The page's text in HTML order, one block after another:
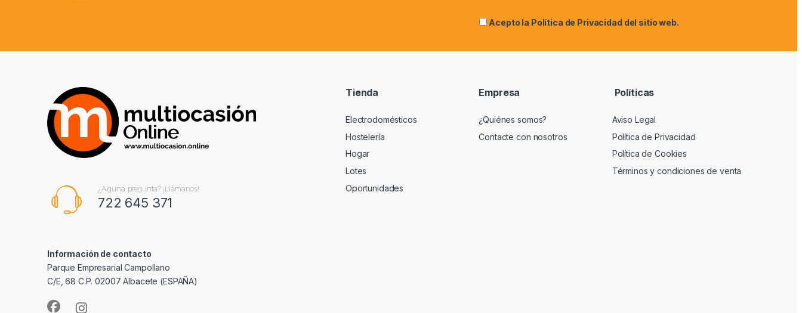
Acepto la Política de Privacidad del sitio web.
¿Alguna pregunta? ¡Llámanos!
722 645 371
Información de contacto
Parque Empresarial Campollano
C/E, 68 C.P. 02007 Albacete (ESPAÑA)
Tienda
Electrodomésticos
Hostelería
Hogar
Lotes
Oportunidades
Empresa
¿Quiénes somos?
Contacte con nosotros
Políticas
Aviso Legal
Política de Privacidad
Política de Cookies
Términos y condiciones de venta